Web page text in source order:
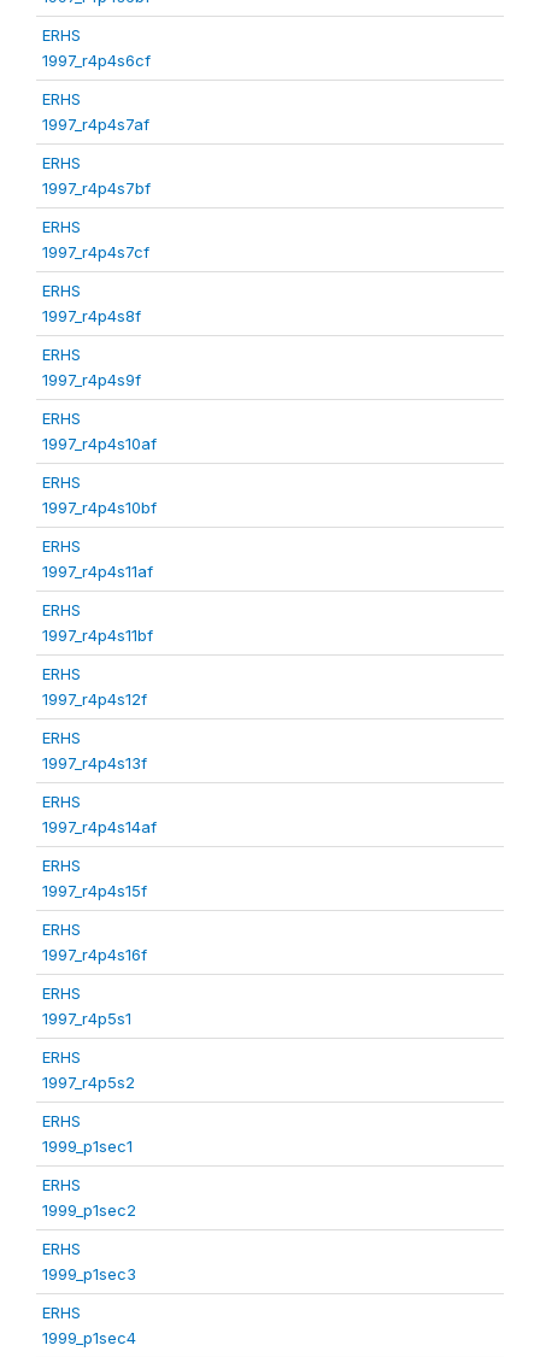
ERHS
1997_r4p4s6cf
ERHS
1997_r4p4s7af
ERHS
1997_r4p4s7bf
ERHS
1997_r4p4s7cf
ERHS
1997_r4p4s8f
ERHS
1997_r4p4s9f
ERHS
1997_r4p4s10af
ERHS
1997_r4p4s10bf
ERHS
1997_r4p4s11af
ERHS
1997_r4p4s11bf
ERHS
1997_r4p4s12f
ERHS
1997_r4p4s13f
ERHS
1997_r4p4s14af
ERHS
1997_r4p4s15f
ERHS
1997_r4p4s16f
ERHS
1997_r4p5s1
ERHS
1997_r4p5s2
ERHS
1999_p1sec1
ERHS
1999_p1sec2
ERHS
1999_p1sec3
ERHS
1999_p1sec4